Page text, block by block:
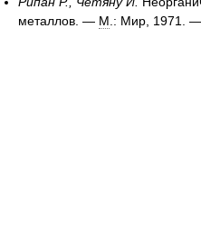
металлов. — М .: Мир, 1971.